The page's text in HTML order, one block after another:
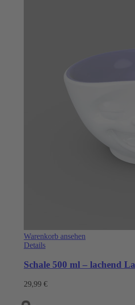
Warenkorb ansehen
Details
Schale 500 ml – lachend
29,99 €